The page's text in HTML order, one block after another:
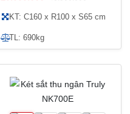
KT: C160 x R100 x S65 cm
TL: 690kg